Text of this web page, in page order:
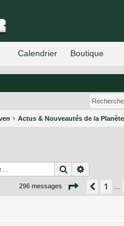
Actus & Nouveautés de la
Rechercher
296 messages Page 20
1